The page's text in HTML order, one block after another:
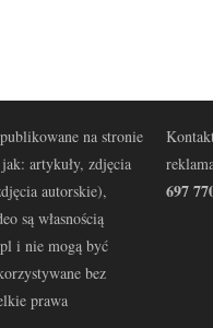
na stronie
artykuły, zdjęcia
autorskie),
są własnością
i nie mogą być
bez
prawa
697